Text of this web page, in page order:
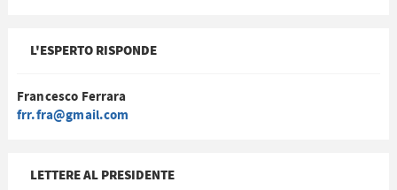
L'ESPERTO RISPONDE
Francesco Ferrara
frr.fra@gmail.com
LETTERE AL PRESIDENTE